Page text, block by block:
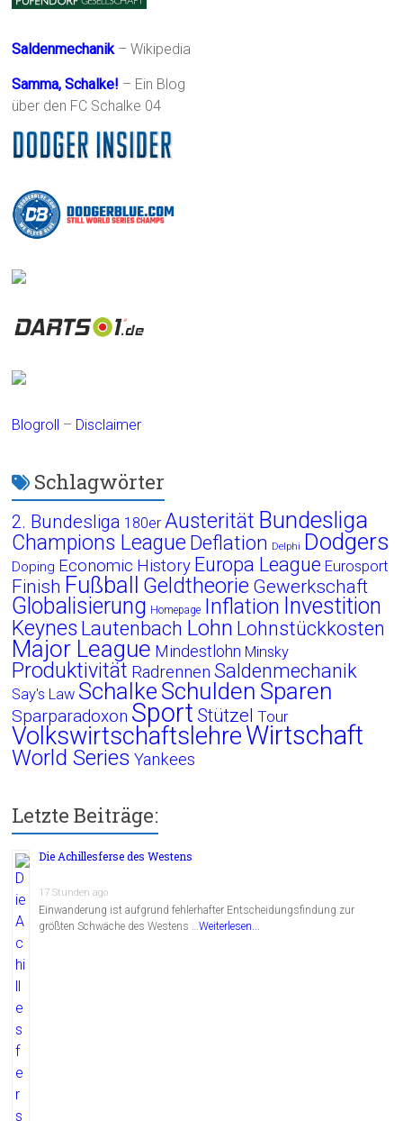
Saldenmechanik– Wikipedia
Samma, Schalke! – Ein Blog
über den FC Schalke 04
Blogroll – Disclaimer
Schlagwörter
2. Bundesliga 180er Austerität Bundesliga
Champions League Deflation Delphi Dodgers
Doping Economic History Europa League Eurosport
Finish Fußball Geldtheorie Gewerkschaft
Globalisierung Homepage Inflation Investition
Keynes Lautenbach Lohn Lohnstückkosten
Major League Mindestlohn Minsky
Produktivität Radrennen Saldenmechanik
Say's Law Schalke Schulden Sparen
Sparparadoxon Sport Stützel Tour
VolkswirtschaftslehreWirtschaft
World Series Yankees
Letzte Beiträge:
Die Achillesferse des Westens
17 Stunden ago
Einwanderung ist aufgrund fehlerhafter Entscheidungsfindung zur
größten Schwäche des Westens …Weiterlesen...